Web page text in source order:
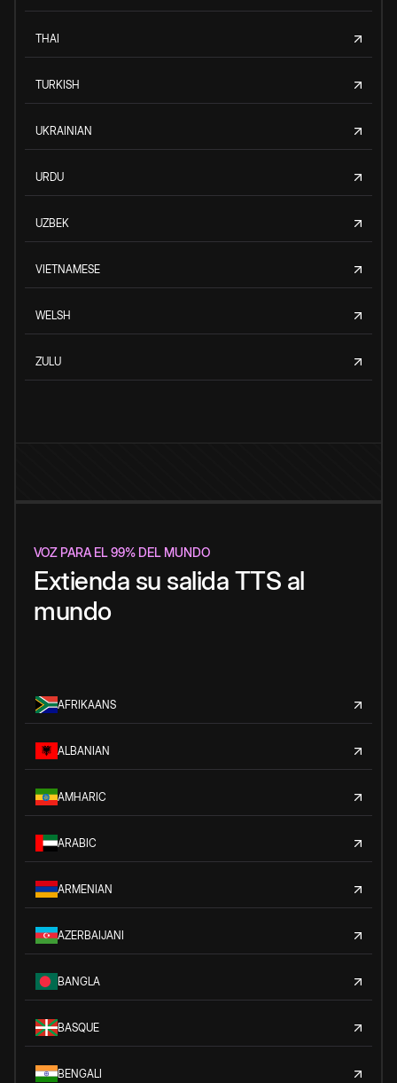
THAI
TURKISH
UKRAINIAN
URDU
UZBEK
VIETNAMESE
WELSH
ZULU
VOZ PARA EL 99% DEL MUNDO
Extienda su salida TTS al
mundo
AFRIKAANS
ALBANIAN
AMHARIC
ARABIC
ARMENIAN
AZERBAIJANI
BANGLA
BASQUE
BENGALI